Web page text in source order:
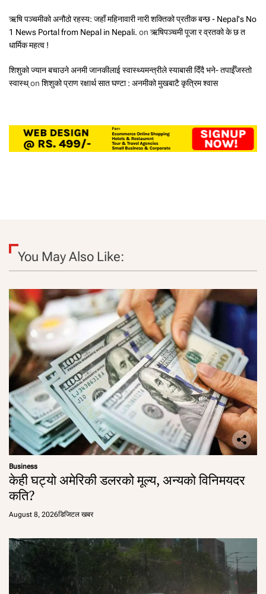
ऋषि पञ्चमीको अनौठो रहस्य: जहाँ महिनावारी नारी शक्तिको प्रतीक बन्छ - Nepal's No
1 News Portal from Nepal in Nepali. on ऋषिपञ्चमी पूजा र व्रतको के छ त
धार्मिक महत्व !
शिशुको ज्यान बचाउने अनमी जानकीलाई स्वास्थ्यमन्त्रीले स्याबासी दिँदै भने- तपाईँजस्तो
स्वास्थ्on शिशुको प्राण रक्षार्थ सात घण्टा : अनमीको मुखबाटै कृत्रिम श्वास
You May Also Like:
Business
केही घट्यो अमेरिकी डलरको मूल्य, अन्यको विनिमयदर
कति?
August 8, 2026डिजिटल खबर